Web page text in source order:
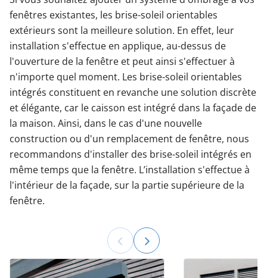
fenêtres existantes, les brise-soleil orientables
extérieurs sont la meilleure solution. En effet, leur
installation s'effectue en applique, au-dessus de
l'ouverture de la fenêtre et peut ainsi s'effectuer à
n'importe quel moment. Les brise-soleil orientables
intégrés constituent en revanche une solution discrète
et élégante, car le caisson est intégré dans la façade de
la maison. Ainsi, dans le cas d'une nouvelle
construction ou d'un remplacement de fenêtre, nous
recommandons d'installer des brise-soleil intégrés en
même temps que la fenêtre. L’installation s'effectue à
l'intérieur de la façade, sur la partie supérieure de la
fenêtre.